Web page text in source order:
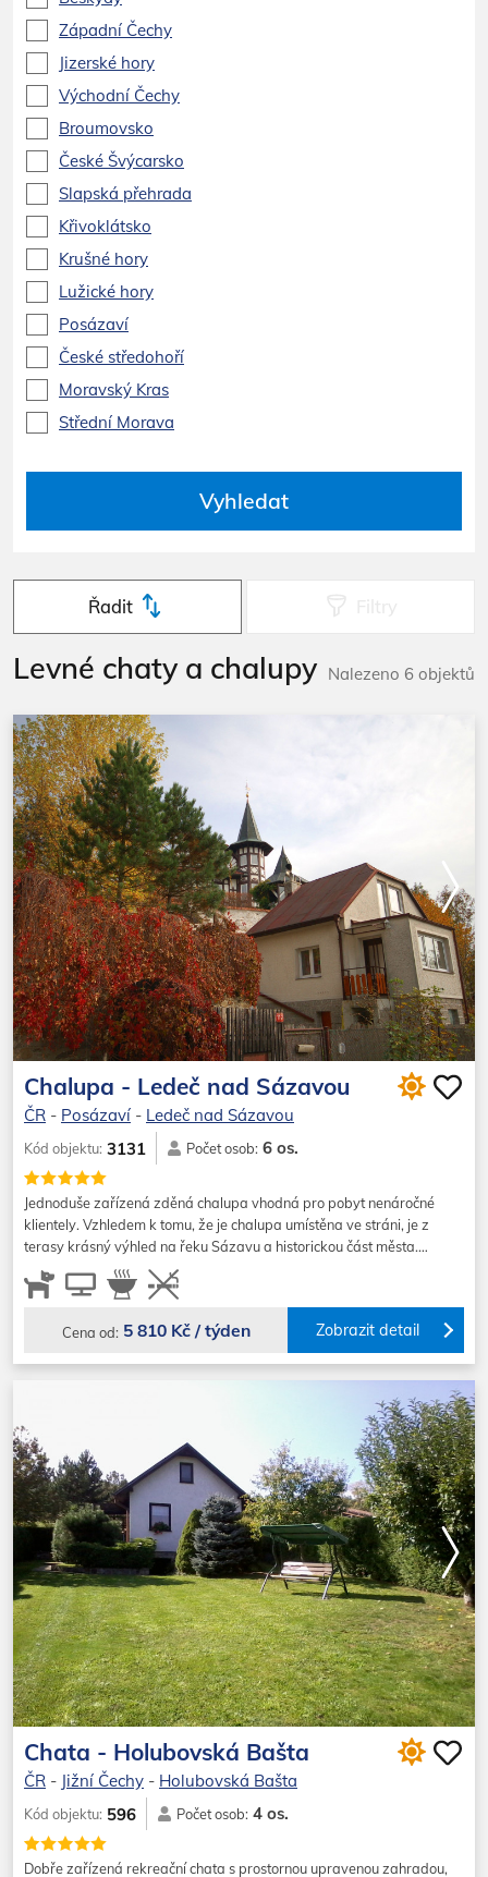
Řadit
Levné chaty a chalupy Nalezeno 6 objektů
Chalupa - Ledeč nad Sázavou
ČR - Posázaví - Ledeč nad Sázavou
Kód objektu: 3131 Počet osob: 6 os.
Jednoduše zařízená zděná chalupa vhodná pro pobyt nenáročné
klientely. Vzhledem k tomu, že je chalupa umístěna ve stráni, je z
terasy krásný výhled na řeku Sázavu a historickou část města.…
Cena od: 5 810 Kč / týden Zobrazit detail
Chata - Holubovská Bašta
ČR - Jižní Čechy - Holubovská Bašta
Kód objektu: 596 Počet osob: 4 os.
Dobře zařízená rekreační chata s prostornou upravenou zahradou,
Západní Čechy
Jizerské hory
Východní Čechy
Broumovsko
České Švýcarsko
Slapská přehrada
Křivoklátsko
Krušné hory
Lužické hory
Posázaví
České středohoří
Moravský Kras
Střední Morava
Vyhledat